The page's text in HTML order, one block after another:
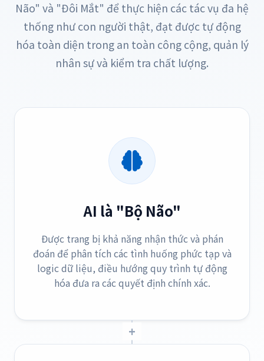
Não" và "Đôi Mắt" để thực hiện các tác vụ đa hệ
thống như con người thật, đạt được tự động
hóa toàn diện trong an toàn công cộng, quản lý
nhân sự và kiểm tra chất lượng.
AI là "Bộ Não"
Được trang bị khả năng nhận thức và phán
đoán để phân tích các tình huống phức tạp và
logic dữ liệu, điều hướng quy trình tự động
hóa đưa ra các quyết định chính xác.